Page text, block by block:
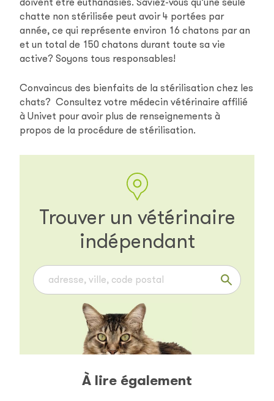
chatte non stérilisée peut avoir 4 portées par
année, ce qui représente environ 16 chatons par an
et un total de 150 chatons durant toute sa vie
active? Soyons tous responsables!
Convaincus des bienfaits de la stérilisation chez les
chats? Consultez votre médecin vétérinaire affilié
à Univet pour avoir plus de renseignements à
propos de la procédure de stérilisation.
Trouver un vétérinaire
indépendant
À lire également